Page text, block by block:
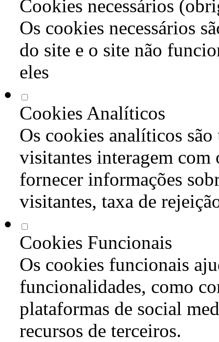
Cookies necessários
Os cookies necessários
do site e o site não
eles
Cookies Analíticos
Os cookies analíticos são
visitantes interagem com
fornecer informações
visitantes, taxa de
Cookies Funcionais
Os cookies funcionais
funcionalidades, como
plataformas de social
recursos de terceiros.